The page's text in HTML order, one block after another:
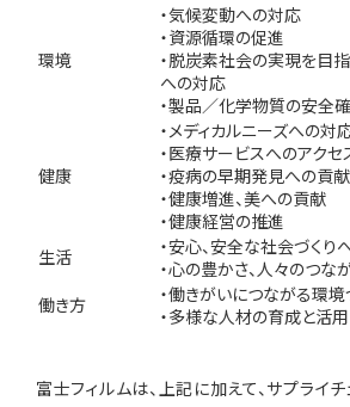
環境
・気候変動への対応
・資源循環の促進
・脱炭素社会の実現を目
への対応
・製品／化学物質の安全
健康
・メディカルニーズへの対
・医療サービスへのアクセ
・疫病の早期発見への貢献
・健康増進、美への貢献
・健康経営の推進
生活
・安心、安全な社会づくり
・心の豊かさ、人々のつな
働き方
・働きがいにつながる環境
・多様な人材の育成と活用
富士フィルムは、上記に加えて、サプライ